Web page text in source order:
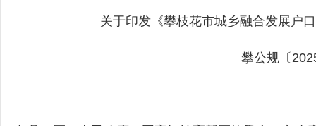
关于印发《攀枝花市城乡融合发展户
攀公规〔